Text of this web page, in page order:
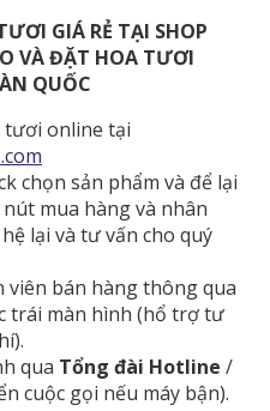
GIÁ RẺ TẠI SHOP
VÀ ĐẶT HOA TƯƠI
QUỐC
tươi online tại
chọn sản phẩm và để lại
mua hàng và nhân
lại và tư vấn cho quý
viên bán hàng thông qua
trái màn hình (hổ trợ tư
qua Tổng đài Hotline /
cuộc gọi nếu máy bận).